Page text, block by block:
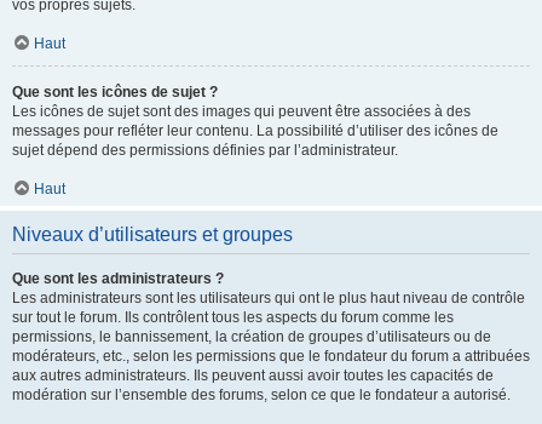
vos propres sujets.
Haut
Que sont les icônes de sujet ?
Les icônes de sujet sont des images qui peuvent être associées à des
messages pour refléter leur contenu. La possibilité d’utiliser des icônes de
sujet dépend des permissions définies par l’administrateur.
Haut
Niveaux d’utilisateurs et groupes
Que sont les administrateurs ?
Les administrateurs sont les utilisateurs qui ont le plus haut niveau de contrôle
sur tout le forum. Ils contrôlent tous les aspects du forum comme les
permissions, le bannissement, la création de groupes d’utilisateurs ou de
modérateurs, etc., selon les permissions que le fondateur du forum a attribuées
aux autres administrateurs. Ils peuvent aussi avoir toutes les capacités de
modération sur l’ensemble des forums, selon ce que le fondateur a autorisé.